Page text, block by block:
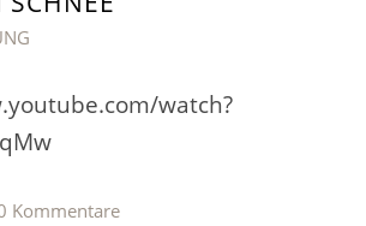
watch?
Kommentare